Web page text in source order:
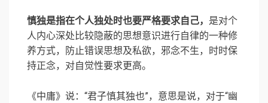
慎独是指在个人独处时也要严格要求自己， 是对个
人内心深处比较隐蔽的思想意识进行自律的一种修
养方式，防止错误思想及私欲，邪念不生，时时保
持正念，对自觉性要求更高。
《中庸》说：“君子慎其独也”，意思是说，对于“幽